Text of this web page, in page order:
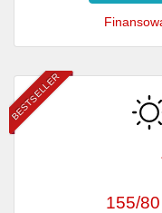
BESTSELLER
155/